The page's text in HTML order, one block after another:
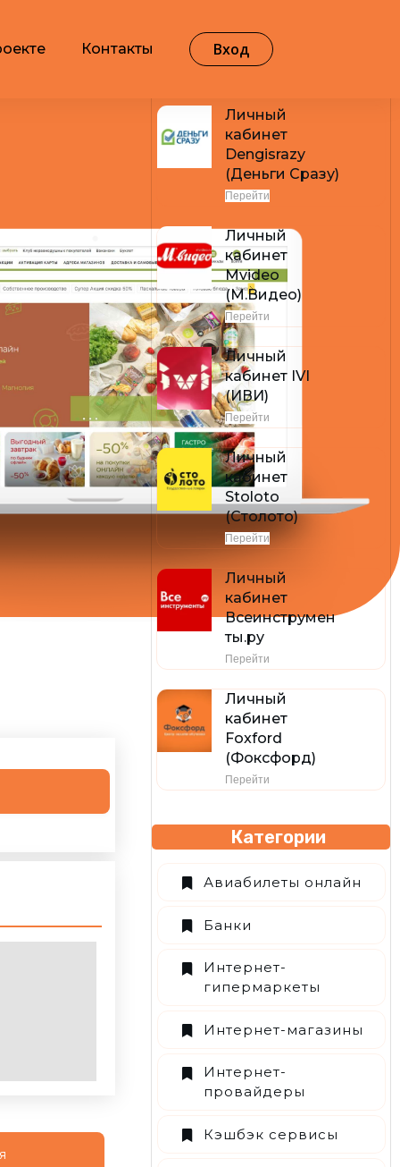
Контакты Вход
Самые популярные
Личный
кабинет
Dengisrazy
(Деньги Сразу)
Перейти
Личный
кабинет
Mvideo
(М.Видео)
Перейти
Личный
кабинет IVI
(ИВИ)
Перейти
Личный
кабинет
Stoloto
(Столото)
Перейти
Личный
кабинет
Всеинструмен
ты.ру
Перейти
Личный
кабинет
Foxford
(Фоксфорд)
Перейти
Категории
Авиабилеты онлайн
Банки
Интернет-
гипермаркеты
Интернет-магазины
Интернет-
провайдеры
Кэшбэк сервисы